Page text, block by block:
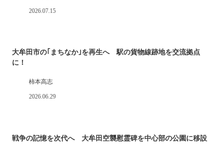
2026.07.15
大牟田市の｢まちなか｣を再生へ 駅の貨物線跡地を交流拠点
に！
柿本高志
2026.06.29
戦争の記憶を次代へ 大牟田空襲慰霊碑を中心部の公園に移設